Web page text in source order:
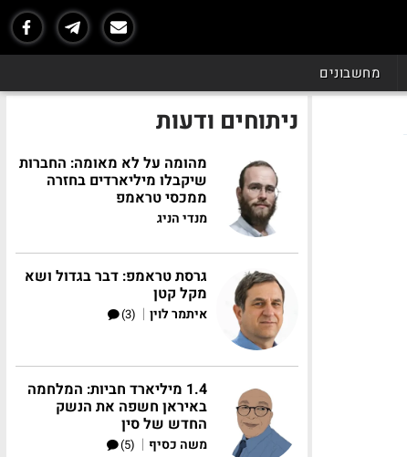
מחשבונים
ניתוחים ודעות
מהומה על לא מאומה: החברות
שיקבלו מיליארדים בחזרה
ממכסי טראמפ
מנדי הניג
גרסת טראמפ: דבר בגדול ושא
מקל קטן
איתמר לוין |
(3)
1.4 מיליארד חביות: המלחמה
באיראן חשפה את הנשק
החדש של סין
משה כסיף |
(5)